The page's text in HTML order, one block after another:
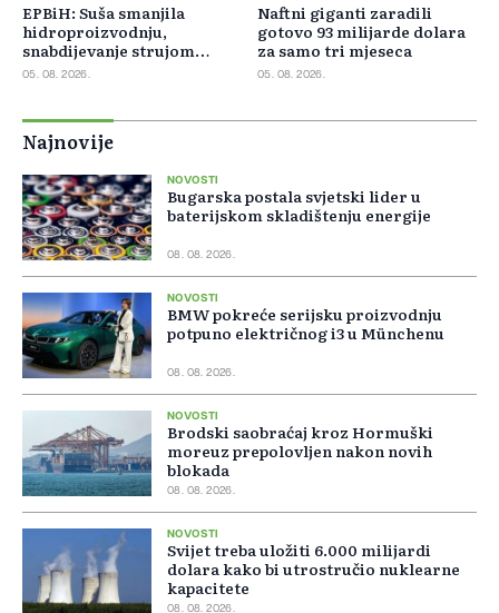
EPBiH: Suša smanjila
hidroproizvodnju,
snabdijevanje strujom
ostaje stabilno
05. 08. 2026.
Naftni giganti zaradili
gotovo 93 milijarde dolara
za samo tri mjeseca
05. 08. 2026.
Najnovije
NOVOSTI
Bugarska postala svjetski lider u
baterijskom skladištenju energije
08. 08. 2026.
NOVOSTI
BMW pokreće serijsku proizvodnju
potpuno električnog i3 u Münchenu
08. 08. 2026.
NOVOSTI
Brodski saobraćaj kroz Hormuški
moreuz prepolovljen nakon novih
blokada
08. 08. 2026.
NOVOSTI
Svijet treba uložiti 6.000 milijardi
dolara kako bi utrostručio nuklearne
kapacitete
08. 08. 2026.